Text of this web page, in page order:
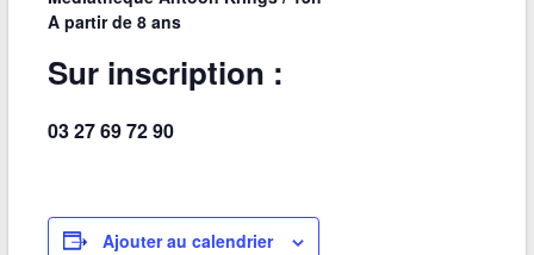
A partir de 8 ans
Sur inscription :
03 27 69 72 90
Ajouter au calendrier